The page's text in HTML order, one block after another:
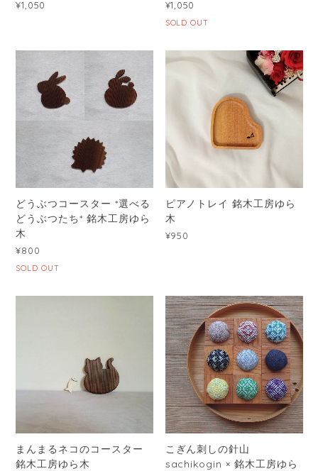
¥1,050 ¥1,050
SOLD OUT
どうぶつコースター *選べる
どうぶつたち* 銘木工房ゆら
木
¥800
SOLD OUT
ピアノトレイ 銘木工房ゆら
木
¥950
まんまるネコのコースター
銘木工房ゆら木
こぎん刺しの針山
sachikogin × 銘木工房ゆら